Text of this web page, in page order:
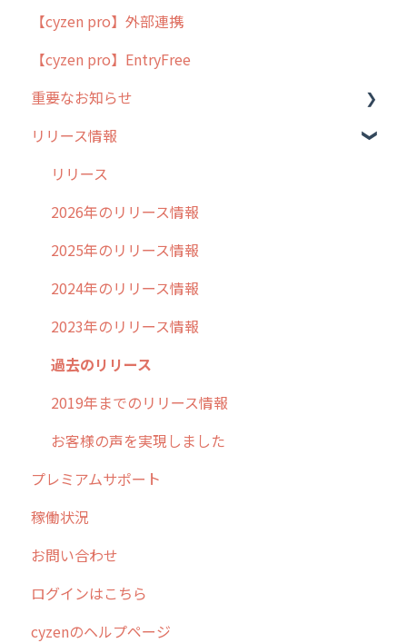
用語集
よくある質問
ポスティング
ラウンダー
メンテナンス
外廻り営業
清掃
不動産
【cyzen pro】外部連携
【cyzen pro】EntryFree
重要なお知らせ
過去の重要なお知らせ
障害情報
リリース情報
リリース
2026年のリリース情報
2025年のリリース情報
2024年のリリース情報
2023年のリリース情報
過去のリリース
2019年までのリリース情報
お客様の声を実現しました
プレミアムサポート
稼働状況
お問い合わせ
ログインはこちら
cyzenのヘルプページ